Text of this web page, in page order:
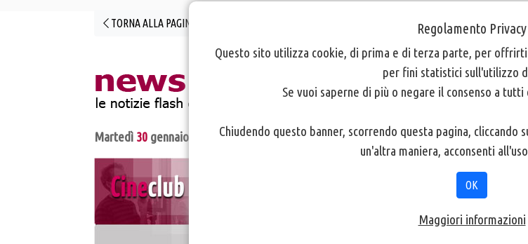
Regolamento Privacy
Questo sito utilizza cookie, di prima e di terza parte, per
per fini statistici sull'utilizzo
Se vuoi saperne di più o negare il consenso a tutti
Chiudendo questo banner, scorrendo questa pagina, cliccando
un'altra maniera, acconsenti
OK
Maggiori informazioni
TORNA ALLA PAGINA PRECEDENTE
Martedì 30gennaio: PRIMA VISIONE